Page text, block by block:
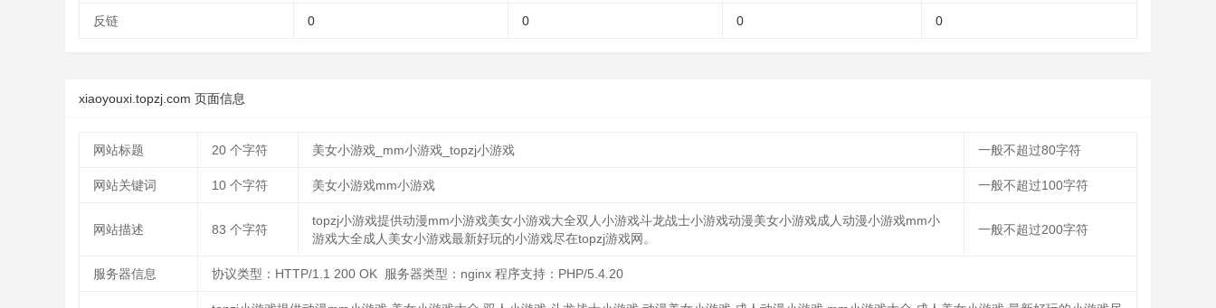
反链 0 0 0 0
xiaoyouxi.topzj.com 页面信息
网站标题 20 个字符 美女小游戏_mm小游戏_topzj小游戏 一般不超过80字符
网站关键词 10 个字符 美女小游戏mm小游戏 一般不超过100字符
网站描述 83 个字符
topzj小游戏提供动漫mm小游戏美女小游戏大全双人小游戏斗龙战士小游戏动漫美女小游戏成人动漫小游戏mm小
游戏大全成人美女小游戏最新好玩的小游戏尽在topzj游戏网。
一般不超过200字符
服务器信息 协议类型：HTTP/1.1 200 OK 服务器类型：nginx 程序支持：PHP/5.4.20